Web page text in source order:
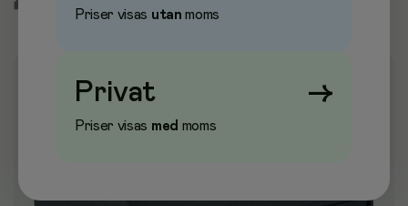
Priser visas utan moms
Privat →
Priser visas med moms